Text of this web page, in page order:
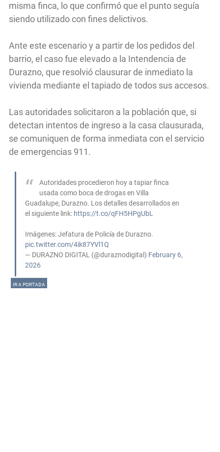
misma finca, lo que confirmó que el punto seguía
siendo utilizado con fines delictivos.
Ante este escenario y a partir de los pedidos del
barrio, el caso fue elevado a la Intendencia de
Durazno, que resolvió clausurar de inmediato la
vivienda mediante el tapiado de todos sus accesos.
Las autoridades solicitaron a la población que, si
detectan intentos de ingreso a la casa clausurada,
se comuniquen de forma inmediata con el servicio
de emergencias 911.
Autoridades procedieron hoy a tapiar finca
usada como boca de drogas en Villa
Guadalupe, Durazno. Los detalles desarrollados en
el siguiente link: https://t.co/qFH5HPgUbL
Imágenes: Jefatura de Policía de Durazno.
pic.twitter.com/4ik87YVl1Q
— DURAZNO DIGITAL (@duraznodigital) February 6,
2026
IR A PORTADA